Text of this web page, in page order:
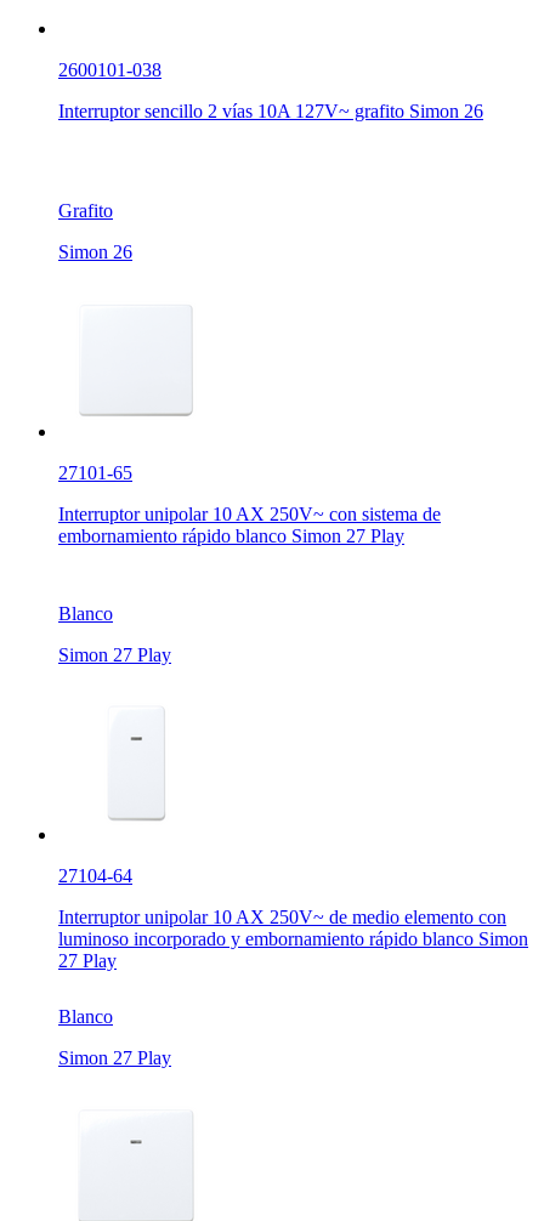
2600101-038
Interruptor sencillo 2 vías 10A 127V~ grafito Simon 26
Grafito
Simon 26
27101-65
Interruptor unipolar 10 AX 250V~ con sistema de
embornamiento rápido blanco Simon 27 Play
Blanco
Simon 27 Play
27104-64
Interruptor unipolar 10 AX 250V~ de medio elemento con
luminoso incorporado y embornamiento rápido blanco Simon
27 Play
Blanco
Simon 27 Play